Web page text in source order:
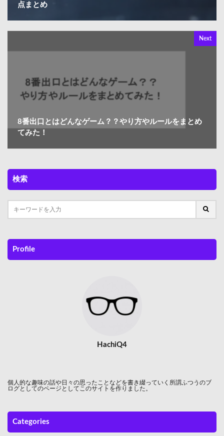
点まとめ
Next
8番出口とはどんなゲーム？？やり方やルールをまとめ
てみた！
検索
Profile
HachiQ4
個人的な趣味の話や日々の思ったことなどを書き綴っていく所謂ふつうのブ
ログとしてのページとしてこのサイトを作りました。
Categories